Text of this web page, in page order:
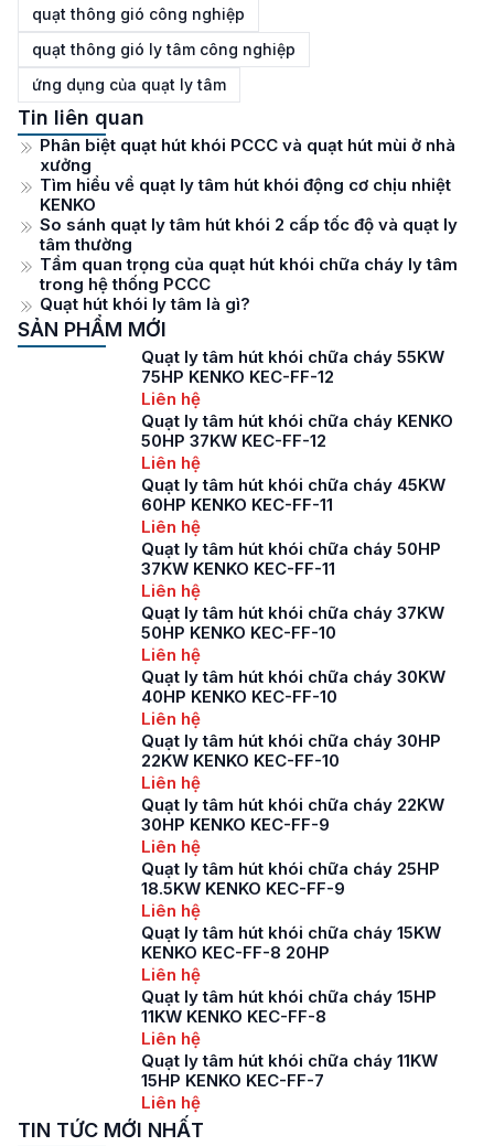
quạt thông gió công nghiệp
quạt thông gió ly tâm công nghiệp
ứng dụng của quạt ly tâm
Tin liên quan
Phân biệt quạt hút khói PCCC và quạt hút mùi ở nhà
xưởng
Tìm hiểu về quạt ly tâm hút khói động cơ chịu nhiệt
KENKO
So sánh quạt ly tâm hút khói 2 cấp tốc độ và quạt ly
tâm thường
Tầm quan trọng của quạt hút khói chữa cháy ly tâm
trong hệ thống PCCC
Quạt hút khói ly tâm là gì?
SẢN PHẨM MỚI
Quạt ly tâm hút khói chữa cháy 55KW
75HP KENKO KEC-FF-12
Liên hệ
Quạt ly tâm hút khói chữa cháy KENKO
50HP 37KW KEC-FF-12
Liên hệ
Quạt ly tâm hút khói chữa cháy 45KW
60HP KENKO KEC-FF-11
Liên hệ
Quạt ly tâm hút khói chữa cháy 50HP
37KW KENKO KEC-FF-11
Liên hệ
Quạt ly tâm hút khói chữa cháy 37KW
50HP KENKO KEC-FF-10
Liên hệ
Quạt ly tâm hút khói chữa cháy 30KW
40HP KENKO KEC-FF-10
Liên hệ
Quạt ly tâm hút khói chữa cháy 30HP
22KW KENKO KEC-FF-10
Liên hệ
Quạt ly tâm hút khói chữa cháy 22KW
30HP KENKO KEC-FF-9
Liên hệ
Quạt ly tâm hút khói chữa cháy 25HP
18.5KW KENKO KEC-FF-9
Liên hệ
Quạt ly tâm hút khói chữa cháy 15KW
KENKO KEC-FF-8 20HP
Liên hệ
Quạt ly tâm hút khói chữa cháy 15HP
11KW KENKO KEC-FF-8
Liên hệ
Quạt ly tâm hút khói chữa cháy 11KW
15HP KENKO KEC-FF-7
Liên hệ
TIN TỨC MỚI NHẤT